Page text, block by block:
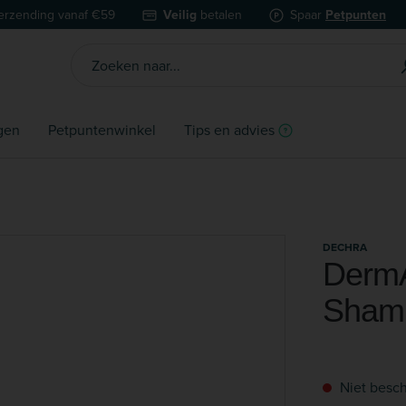
vanaf €59 Veilig betalen Spaar Petpunten
Petpuntenwinkel Tips en advies
DECHRA
Niet